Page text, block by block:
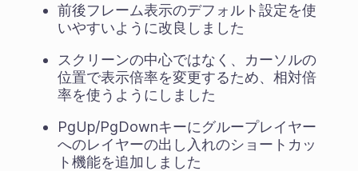
前後フレーム表示のデフォルト設定を使
いやすいように改良しました
スクリーンの中心ではなく、カーソルの
位置で表示倍率を変更するため、相対倍
率を使うようにしました
PgUp/PgDownキーにグループレイヤー
へのレイヤーの出し入れのショートカッ
ト機能を追加しました